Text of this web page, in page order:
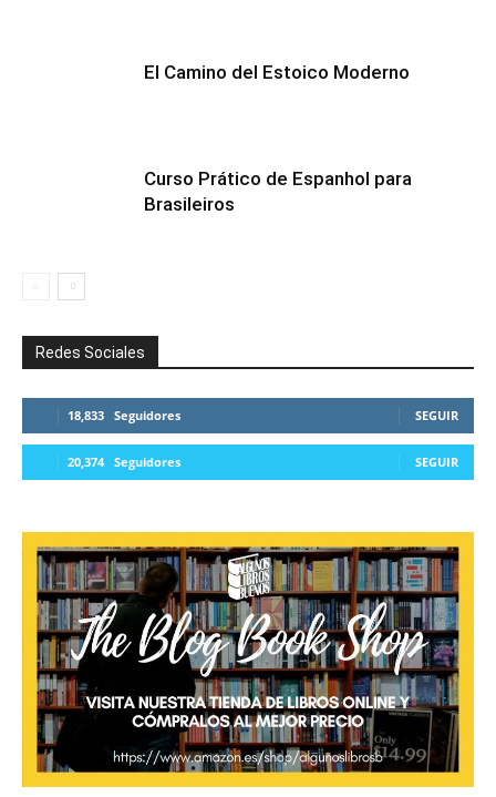
El Camino del Estoico Moderno
Curso Prático de Espanhol para
Brasileiros
Redes Sociales
18,833 Seguidores SEGUIR
20,374 Seguidores SEGUIR